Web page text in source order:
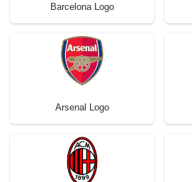
Barcelona Logo
Arsenal Logo